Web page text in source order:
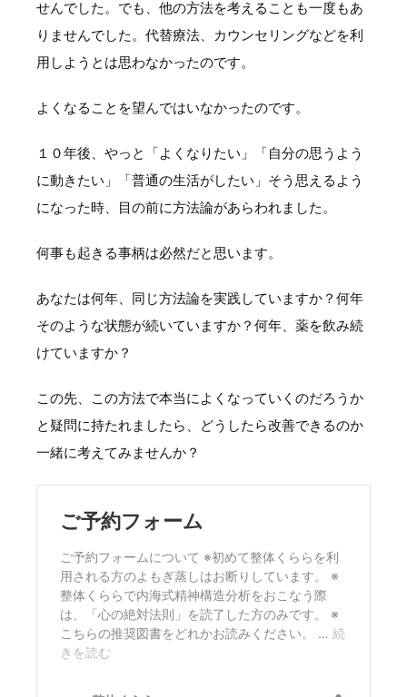
せんでした。でも、他の方法を考えることも一度もあ
りませんでした。代替療法、カウンセリングなどを利
用しようとは思わなかったのです。
よくなることを望んではいなかったのです。
１０年後、やっと「よくなりたい」「自分の思うよう
に動きたい」「普通の生活がしたい」そう思えるよう
になった時、目の前に方法論があらわれました。
何事も起きる事柄は必然だと思います。
あなたは何年、同じ方法論を実践していますか？何年
そのような状態が続いていますか？何年、薬を飲み続
けていますか？
この先、この方法で本当によくなっていくのだろうか
と疑問に持たれましたら、どうしたら改善できるのか
一緒に考えてみませんか？